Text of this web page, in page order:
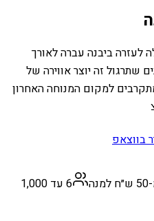
לעזרה ביבנה עברה לאורך
שתרגול זה יוצר אווירה של
למקום המנוחה האחרון
בווצאפ
6 עד 1,000